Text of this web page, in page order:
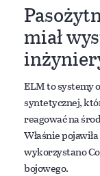
miał
ELM to systemy
syntetycznej,
reagować na
Właśnie
wykorzystano
bojowego.